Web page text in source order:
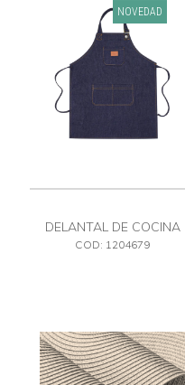
NOVEDAD
DELANTAL DE COCINA
COD: 1204679